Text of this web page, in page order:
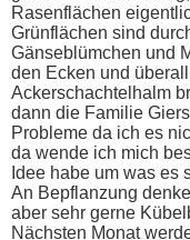
Rasenflächen
Grünflächen sind
Gänseblümchen und
den Ecken und
Ackerschachtelhalm
dann die Familie
Probleme da ich es
da wende ich mich
Idee habe um was es
An Bepflanzung
aber sehr gerne
Nächsten Monat